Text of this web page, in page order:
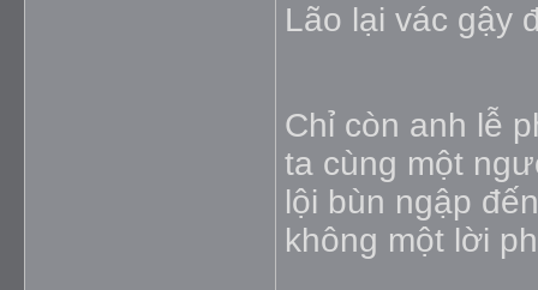
Lão lại vác gậy
Chỉ còn anh lễ
ta cùng một
lội bùn ngập
không một lời